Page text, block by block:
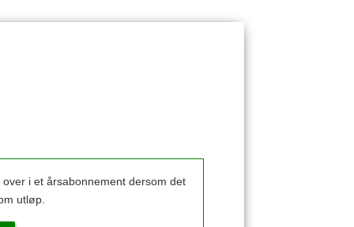
i et årsabonnement dersom det
utløp.